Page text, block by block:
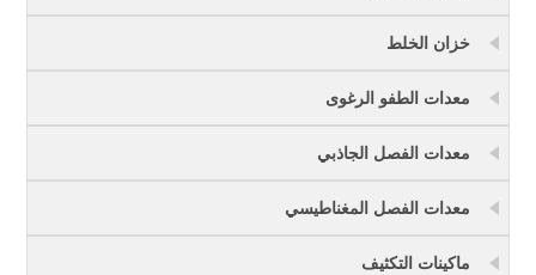
خزان الخلط
معدات الطفو الرغوى
معدات الفصل الجاذبي
معدات الفصل المغناطيسي
ماكينات التكثيف